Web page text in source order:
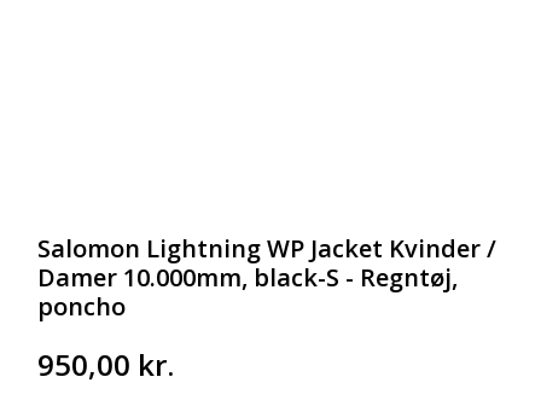
Salomon Lightning WP Jacket Kvinder /
Damer 10.000mm, black-S - Regntøj,
poncho
950,00 kr.